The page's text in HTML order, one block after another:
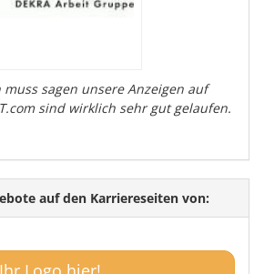
muss sagen unsere Anzeigen auf
sind wirklich sehr gut gelaufen.
auf den Karriereseiten von: